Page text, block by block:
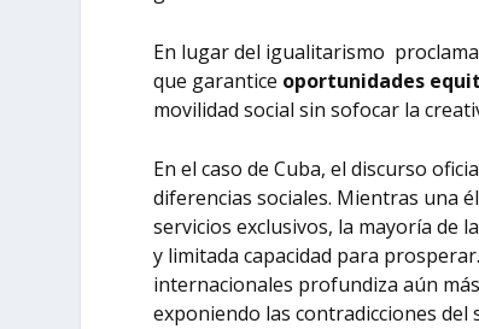
En lugar del igualitarismo
que garantice oportunidades
movilidad social sin sofocar la
En el caso de Cuba, el discurso
diferencias sociales. Mientras una
servicios exclusivos, la mayoría de
y limitada capacidad para
internacionales profundiza aún
exponiendo las contradicciones del